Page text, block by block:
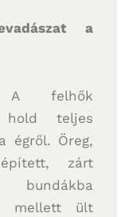
a
felhők
hold teljes
égről. Öreg,
zárt
bundákba
mellett ült